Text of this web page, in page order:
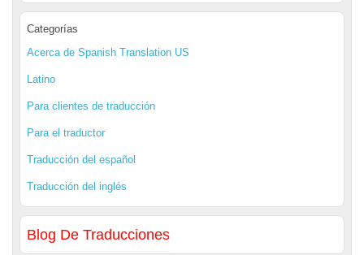
Categorías
Acerca de Spanish Translation US
Latino
Para clientes de traducción
Para el traductor
Traducción del español
Traducción del inglés
Blog De Traducciones